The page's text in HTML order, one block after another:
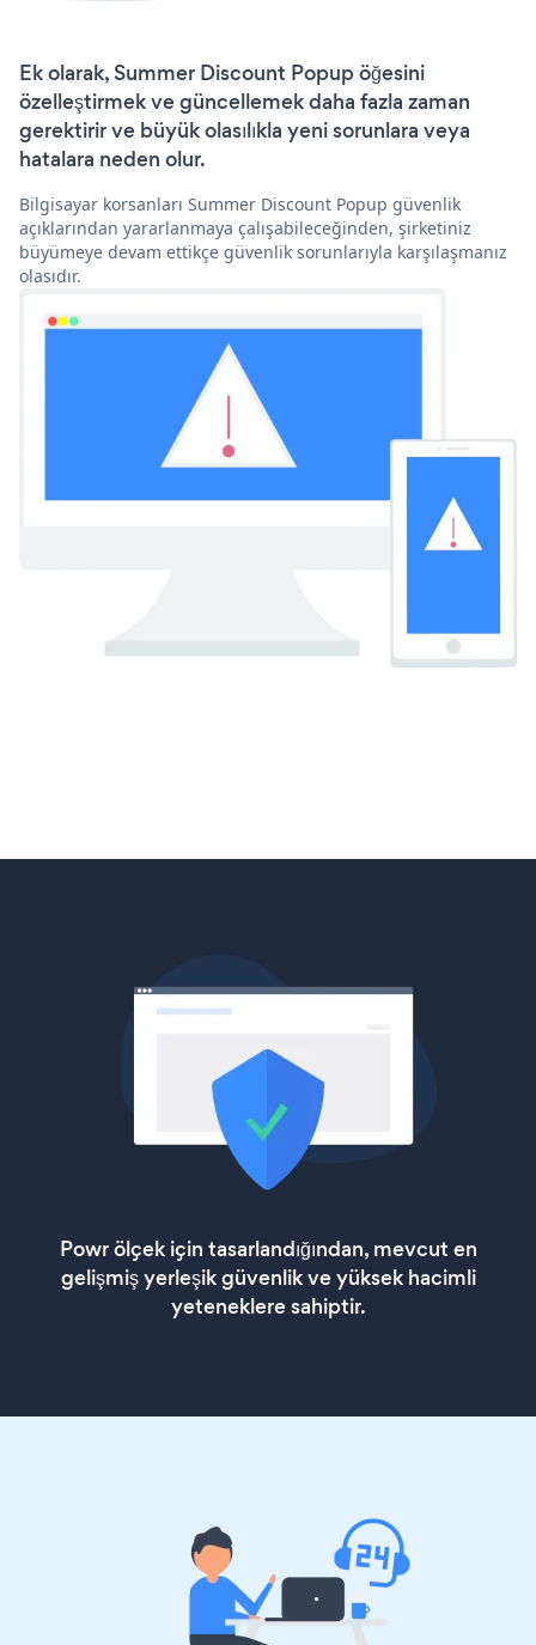
Ek olarak, Summer Discount Popup öğesini
özelleştirmek ve güncellemek daha fazla zaman
gerektirir ve büyük olasılıkla yeni sorunlara veya
hatalara neden olur.
Bilgisayar korsanları Summer Discount Popup güvenlik
açıklarından yararlanmaya çalışabileceğinden, şirketiniz
büyümeye devam ettikçe güvenlik sorunlarıyla karşılaşmanız
olasıdır.
Powr ölçek için tasarlandığından, mevcut en
gelişmiş yerleşik güvenlik ve yüksek hacimli
yeteneklere sahiptir.